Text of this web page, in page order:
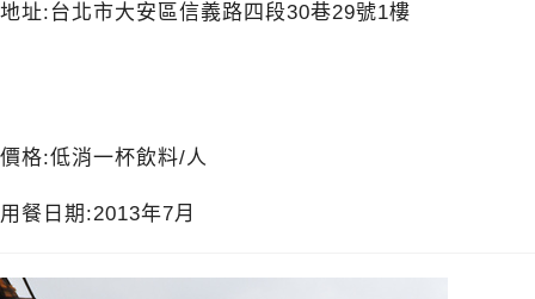
地址:台北市大安區信義路四段30巷29號1樓
價格:低消一杯飲料/人
用餐日期:2013年7月